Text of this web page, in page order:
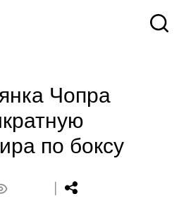
Чопра
по боксу